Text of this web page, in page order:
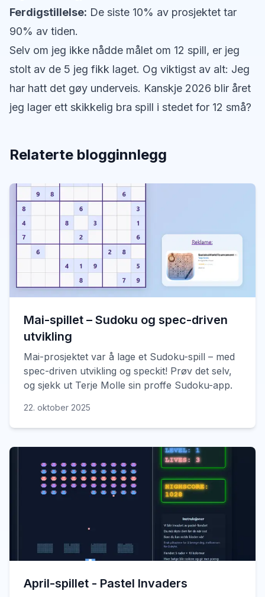
Ferdigstillelse: De siste 10% av prosjektet tar
90% av tiden.
Selv om jeg ikke nådde målet om 12 spill, er jeg
stolt av de 5 jeg fikk laget. Og viktigst av alt: Jeg
har hatt det gøy underveis. Kanskje 2026 blir året
jeg lager ett skikkelig bra spill i stedet for 12 små?
Relaterte blogginnlegg
Mai-spillet – Sudoku og spec-driven
utvikling
Mai-prosjektet var å lage et Sudoku-spill – med
spec-driven utvikling og speckit! Prøv det selv,
og sjekk ut Terje Molle sin proffe Sudoku-app.
22. oktober 2025
April-spillet - Pastel Invaders